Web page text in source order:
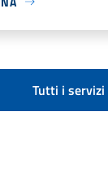
Tutti i servizi